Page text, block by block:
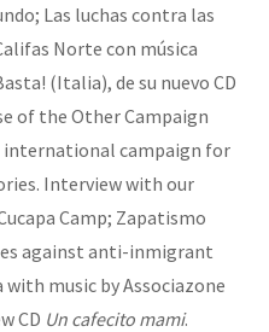
Las luchas contra las
Norte con música
(Italia), de su nuevo CD
of the Other Campaign
international campaign for
Interview with our
Camp; Zapatismo
against anti-inmigrant
music by Associazone
CD Un cafecito mami.